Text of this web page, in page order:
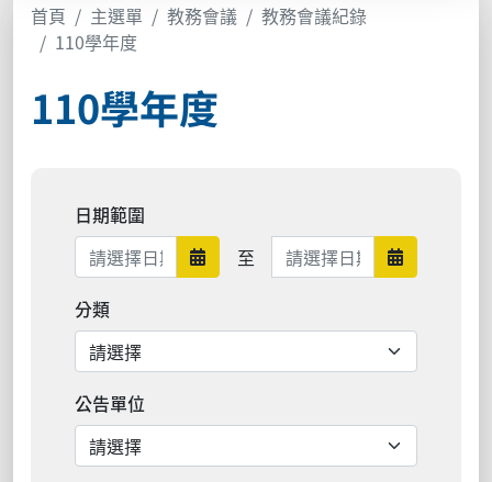
首頁 主選單 教務會議
教務會議紀錄
110學年度
110學年度
日期範圍
日期範圍開始
至 日期範圍結束 日期範圍
分類
公告單位